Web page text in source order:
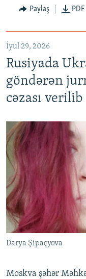
Paylaş PDF
İyul 29, 2026
Rusiyada
göndərən
cəzası verilib
Darya Şipaçyova
Moskva şəhər